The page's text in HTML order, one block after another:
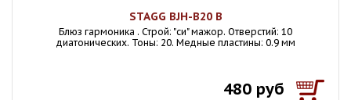
STAGG BJH-B20 B
Блюз гармоника . Строй: "си" мажор. Отверстий: 10
диатонических. Тоны: 20. Медные пластины: 0.9 мм
480 руб